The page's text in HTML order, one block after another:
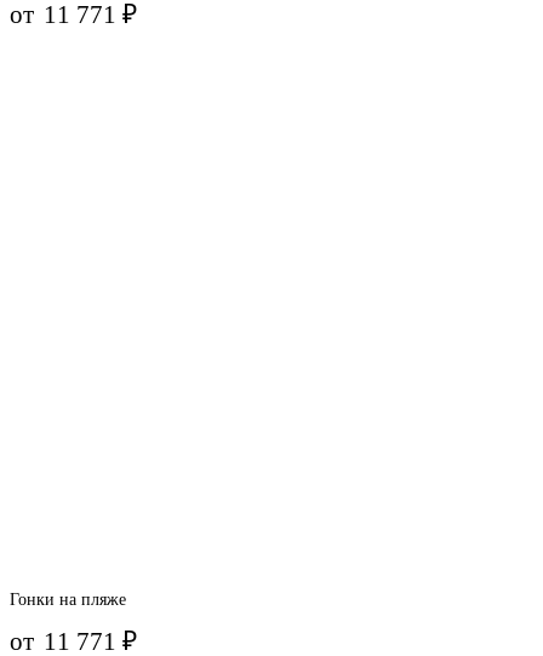
от 11 771₽
Гонки на пляже
от 11 771₽